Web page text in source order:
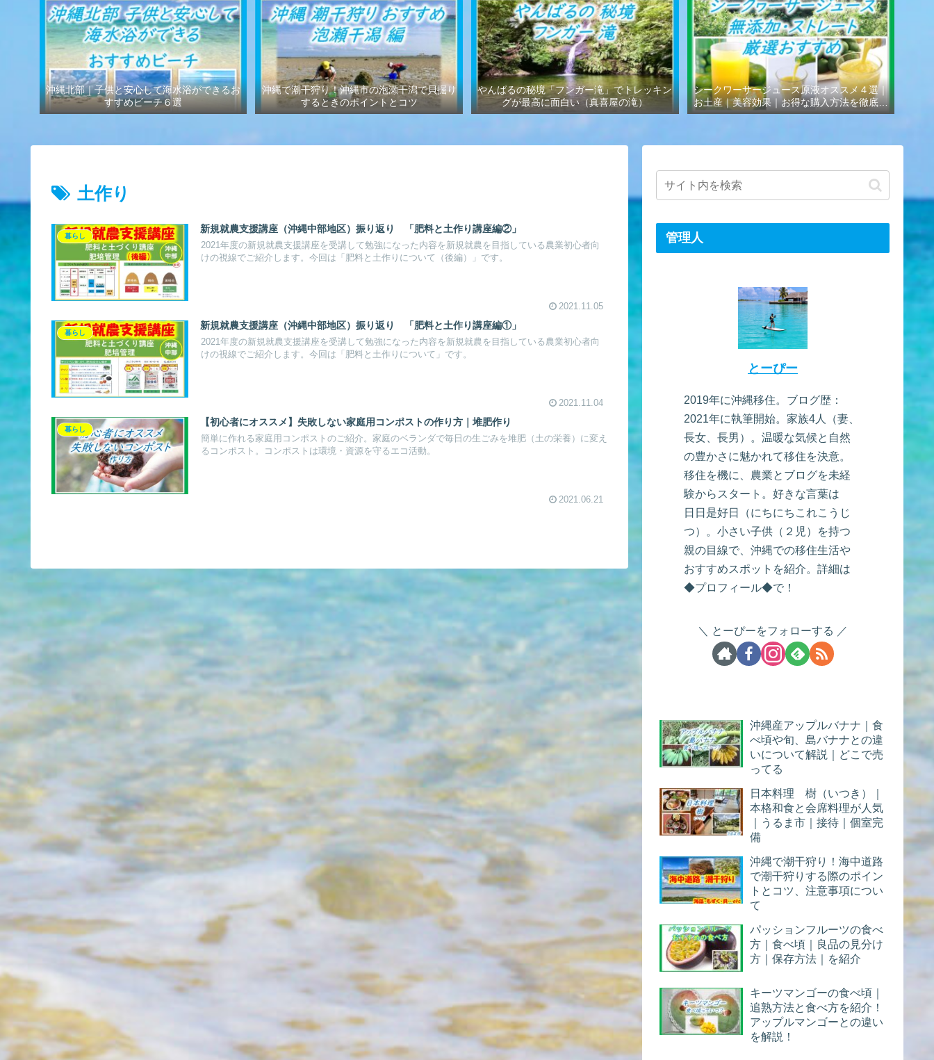
沖縄北部｜子供と安心して海水浴ができるお
すすめビーチ６選
沖縄で潮干狩り！沖縄市の泡瀬干潟で貝掘り
するときのポイントとコツ
やんばるの秘境「フンガー滝」でトレッキン
グが最高に面白い（真喜屋の滝）
シークワーサージュース原液オススメ４選｜
お土産｜美容効果｜お得な購入方法を徹底解
説
土作り
暮らし
新規就農支援講座（沖縄中部地区）振り返り 「肥料と土作り講座編②」
2021年度の新規就農支援講座を受講して勉強になった内容を新規就農を目指している農業初心者向
けの視線でご紹介します。今回は「肥料と土作りについて（後編）」です。
2021.11.05
暮らし
新規就農支援講座（沖縄中部地区）振り返り 「肥料と土作り講座編①」
2021年度の新規就農支援講座を受講して勉強になった内容を新規就農を目指している農業初心者向
けの視線でご紹介します。今回は「肥料と土作りについて」です。
2021.11.04
暮らし
【初心者にオススメ】失敗しない家庭用コンポストの作り方｜堆肥作り
簡単に作れる家庭用コンポストのご紹介。家庭のベランダで毎日の生ごみを堆肥（土の栄養）に変え
るコンポスト。コンポストは環境・資源を守るエコ活動。
2021.06.21
管理人
とーぴー
2019年に沖縄移住。ブログ歴：
2021年に執筆開始。家族4人（妻、
長女、長男）。温暖な気候と自然
の豊かさに魅かれて移住を決意。
移住を機に、農業とブログを未経
験からスタート。好きな言葉は
日日是好日（にちにちこれこうじ
つ）。小さい子供（２児）を持つ
親の目線で、沖縄での移住生活や
おすすめスポットを紹介。詳細は
◆プロフィール◆で！
とーぴーをフォローする
沖縄産アップルバナナ｜食
べ頃や旬、島バナナとの違
いについて解説｜どこで売
ってる
日本料理 樹（いつき）｜
本格和食と会席料理が人気
｜うるま市｜接待｜個室完
備
沖縄で潮干狩り！海中道路
で潮干狩りする際のポイン
トとコツ、注意事項につい
て
パッションフルーツの食べ
方｜食べ頃｜良品の見分け
方｜保存方法｜を紹介
キーツマンゴーの食べ頃｜
追熟方法と食べ方を紹介！
アップルマンゴーとの違い
を解説！